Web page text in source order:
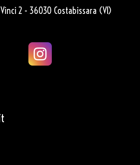
2 - 36030 Costabissara (VI)